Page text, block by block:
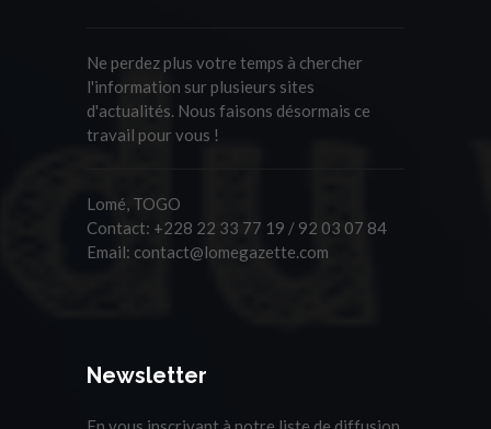
Ne perdez plus votre temps à chercher
l'information sur plusieurs sites
d'actualités. Nous faisons désormais ce
travail pour vous !
Lomé, TOGO
Contact: +228 22 33 77 19 / 92 03 07 84
Email: contact@lomegazette.com
Newsletter